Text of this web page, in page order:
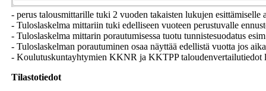
- perus talousmittarille tuki 2 vuoden takaisten lukujen esittämiselle
- Tuloslaskelma mittariin tuki edelliseen vuoteen perustuvalle
- Tuloslaskelma mittarin porautumisessa tuotu tunnistesuodatus
- Tuloslaskelman porautuminen osaa näyttää edellistä vuotta jos
- Koulutuskuntayhtymien KKNR ja KKTPP taloudenvertailutiedot
Tilastotiedot